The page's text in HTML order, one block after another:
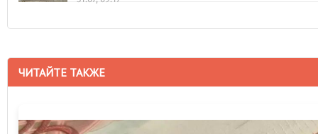
ЧИТАЙТЕ ТАКЖЕ